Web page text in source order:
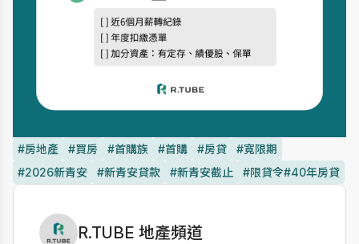
#房地產 #買房 #首購族 #首購 #房貸
#寬限期
#2026新青安
#新青安貸款 #新青安截止 #限貸令#40年房貸
作者資訊
R.TUBE 地產頻道